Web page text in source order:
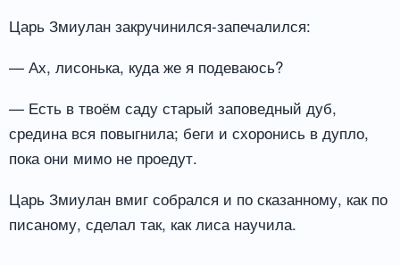
Царь Змиулан закручинился-запечалился:
— Ах, лисонька, куда же я подеваюсь?
— Есть в твоём саду старый заповедный дуб,
средина вся повыгнила; беги и схоронись в дупло,
пока они мимо не проедут.
Царь Змиулан вмиг собрался и по сказанному, как по
писаному, сделал так, как лиса научила.